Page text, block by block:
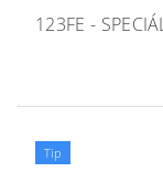
123FE -
Tip